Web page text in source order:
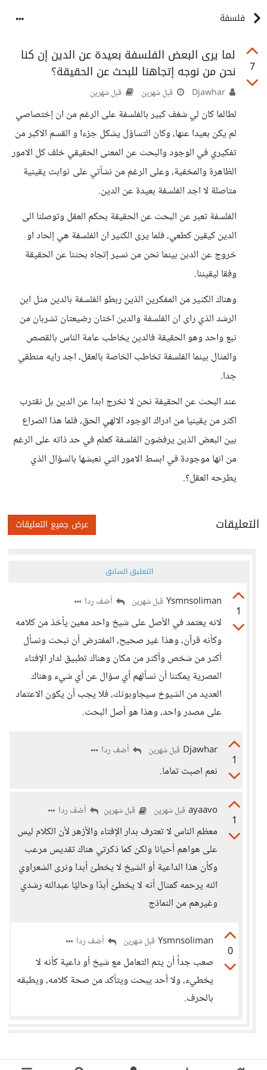
فلسفة
7
لما يرى البعض الفلسفة بعيدة عن الدين إن كنا
نحن من نوجه إتجاهنا للبحث عن الحقيقة؟
قبل شهرين قبل شهرين
لطالما كان لي شغف كبير بالفلسفة على الرغم من ان إختصاصي
لم يكن بعيدا عنها، وكان التساؤل يشكل جزءا و القسم الاكبر من
تفكيري في الوجود والبحث عن المعنى الحقيقي خلف كل الامور
الظاهرة والمخفية، وعلى الرغم من نشأتي على ثوابت يقينية
متاصلة لا اجد الفلسفة بعيدة عن الدين.
الفلسفة تعبر عن البحث عن الحقيقة بحكم العقل وتوصلنا الى
الدين كيقين كطعي، فلما يرى الكثير ان الفلسفة هي إلحاد او
خروج عن الدبن بينما نحن من نسير إتجاه بحثنا عن الحقيقة
وفقا ليقيننا.
وهناك الكثير من المفكرين الذين ربطو الفلسفة بالدين مثل ابن
الرشد الذي راى ان الفلسفة والدين اختان رضيعتان تشربان من
نبع واحد وهو الحقيقة فالدين يخاطب عامة الناس بالقصص
والمثال بينما الفلسفة تخاطب الخاصة بالعقل، اجد رايه منطقي
جدا.
عند البحث عن الحقيفة نحن لا نخرج ابدا عن الدين بل نقترب
اكثر من يقينيا من ادراك الوجود الالهي الحق، فلما هذا الصراع
بين البعض الذين يرفضون الفلسفة كعلم في حد ذاته على الرغم
من انها موجودة في ابسط الامور التي نعبشها بالسؤال الذي
يطرحه العقل؟.
التعليقات عرض جميع التعليقات
التعليق السابق
1
Ysmnsoliman قبل شهرين أضف ردا
لانه يعتمد في الأصل على شيخ واحد معين يأخذ من كلامه
وكأنه قرآن، وهذا غير صحيح، المفترض أن نبحث ونسأل
أكثر من شخص وأكثر من مكان وهناك تطبيق لدار الإفتاء
المصرية يمكننا أن نسألهم أي سؤال عن أي شيء وهناك
العديد من الشيوخ سيجاوبونك، فلا يجب أن يكون الاعتماد
على مصدر واحد، وهذا هو أصل البحث.
1
Djawhar قبل شهرين أضف ردا
نعم اصبت تماما.
1
ayaavo قبل شهرين قبل شهرين أضف ردا
معظم الناس لا تعترف بدار الإفتاء والأزهر لأن الكلام ليس
على هواهم أحيانا ولكن كما ذكرتي هناك تقديس مرعب
وكأن هذا الداعية أو الشيخ لا يخطئ أبدا ونرى الشعراوي
الله يرحمه كمثال أنه لا يخطئ أبدًا وحاليًا عبدالله رشدي
وغيرهم من النماذج
0
Ysmnsoliman قبل شهرين أضف ردا
صعب جداً أن يتم التعامل مع شيخ أو داعية كأنه لا
يخطيء، ولا أحد يبحث ويتأكد من صحة كلامه، ويطبقه
بالحرف.